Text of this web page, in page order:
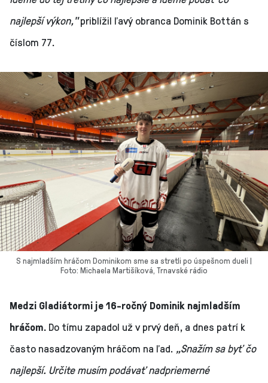
najlepší výkon,"priblížil ľavý obranca Dominik Bottán s
číslom 77.
S najmladším hráčom Dominikom sme sa stretli po úspešnom dueli |
Foto: Michaela Martišíková, Trnavské rádio
Medzi Gladiátormi je 16-ročný Dominik najmladším
hráčom. Do tímu zapadol už v prvý deň, a dnes patrí k
často nasadzovaným hráčom na ľad. „Snažím sa byť čo
najlepší. Určite musím podávať nadpriemerné